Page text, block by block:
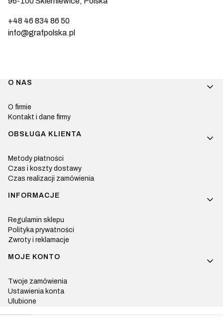
+48 46 834 86 50
info@grafpolska.pl
Linki w stopce
O NAS
O firmie
Kontakt i dane firmy
OBSŁUGA KLIENTA
Metody płatności
Czas i koszty dostawy
Czas realizacji zamówienia
INFORMACJE
Regulamin sklepu
Polityka prywatności
Zwroty i reklamacje
MOJE KONTO
Twoje zamówienia
Ustawienia konta
Ulubione